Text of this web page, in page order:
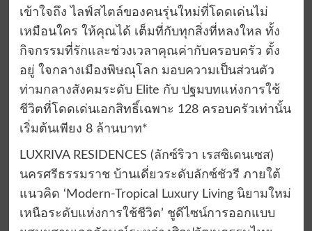
เข้าใจถึง ไลฟ์สไตล์ของคนรุ่นใหม่ที่โดดเด่นไม่
เหมือนใคร ให้คุณได้ เต็มที่กับทุกสิ่งที่หลงใหล ทั้ง
กิจกรรมที่รักและช่วงเวลาคุณค่ากับครอบครัว ตั้ง
อยู่ ใจกลางเมืองพิษณุโลก มอบความเป็นส่วนตัว
ท่ามกลางสังคมระดับ Elite กับ ปฐมบทแห่งการใช้
ชีวิตที่โดดเด่นเอกสิทธิ์เฉพาะ 128 ครอบครัวเท่านั้น
เริ่มต้นเพียง 8 ล้านบาท*
LUXRIVA RESIDENCES (ลักซ์ริวา เรสซิเดนเซส)
นครศรีธรรมราช บ้านเดี่ยวระดับลักซ์ชัวรี ภายใต้
แนวคิด ‘Modern-Tropical Luxury Living นิยามใหม่
เหนือระดับแห่งการใช้ชีวิต’ ชูดีไซน์การออกแบบ